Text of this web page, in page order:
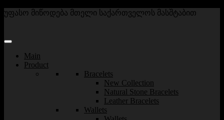
უფასო მიწოდება მთელი საქართველოს მასშტაბით
Main
Product
Bracelets
New Collection
Natural Stone Bracelets
Leather Bracelets
Wallets